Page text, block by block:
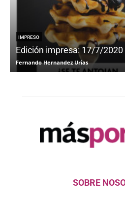
IMPRESO
Edición impresa: 17/7/2020
Fernando Hernandez Urias
SOBRE